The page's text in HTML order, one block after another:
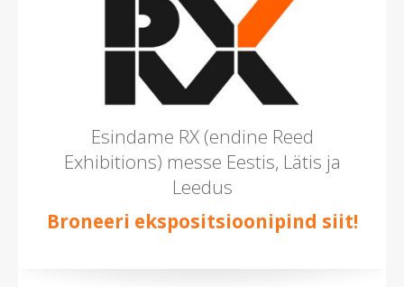
Esindame RX (endine Reed
Exhibitions) messe Eestis, Lätis ja
Leedus
Broneeri ekspositsioonipind siit!